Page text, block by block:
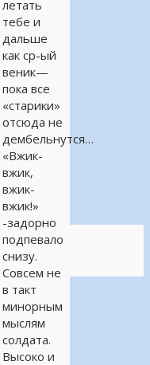
летать
тебе и
дальше
как ср-ый
веник—
пока все
«старики»
отсюда не
дембельнутся…
«Вжик-
вжик,
вжик-
вжик!»
-задорно
подпевало
снизу.
Совсем не
в такт
минорным
мыслям
солдата.
Высоко и